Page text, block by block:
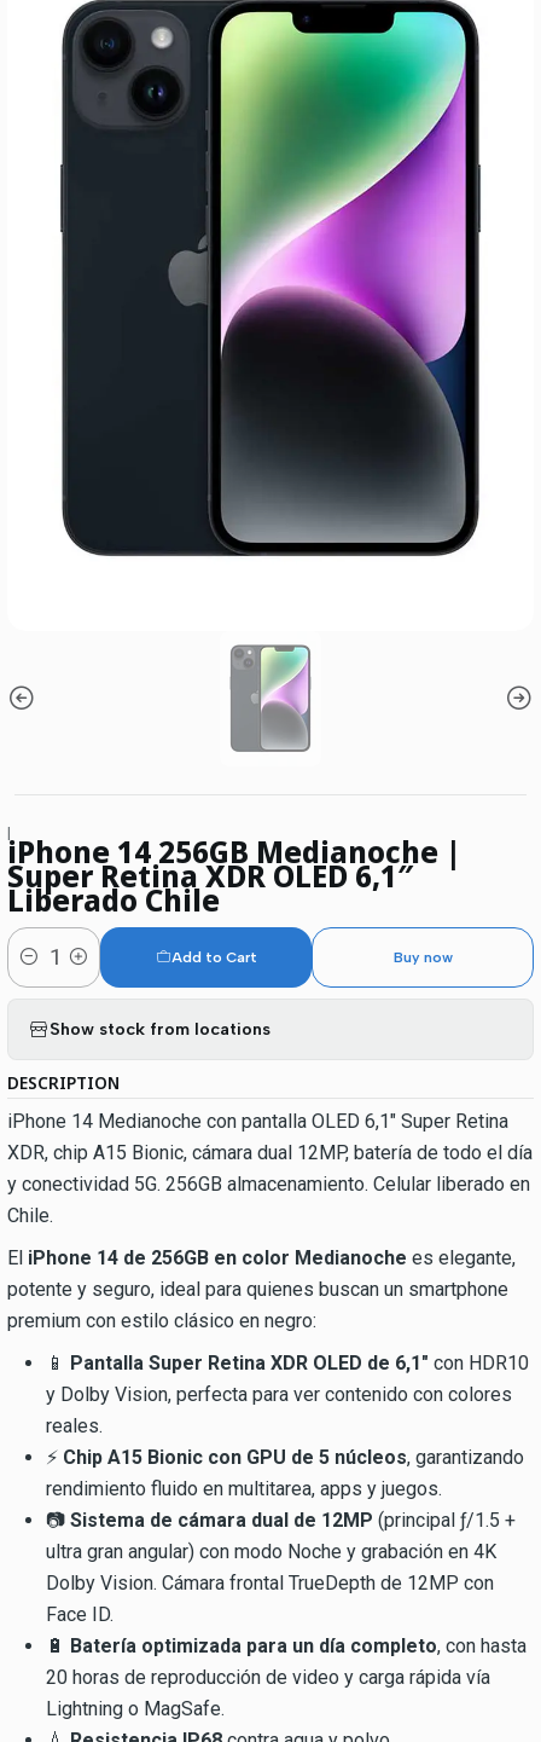
|iPhone 14 256GB Medianoche |
Super Retina XDR OLED 6,1″
Liberado Chile
Quantity
Add to Cart Buy now
Show stock from locations
DESCRIPTION
iPhone 14 Medianoche con pantalla OLED 6,1″ Super Retina
XDR, chip A15 Bionic, cámara dual 12MP, batería de todo el día
y conectividad 5G. 256GB almacenamiento. Celular liberado en
Chile.
El iPhone 14 de 256GB en color Medianoche es elegante,
potente y seguro, ideal para quienes buscan un smartphone
premium con estilo clásico en negro:
📱 Pantalla Super Retina XDR OLED de 6,1″ con HDR10
y Dolby Vision, perfecta para ver contenido con colores
reales.
⚡ Chip A15 Bionic con GPU de 5 núcleos, garantizando
rendimiento fluido en multitarea, apps y juegos.
📷 Sistema de cámara dual de 12MP (principal ƒ/1.5 +
ultra gran angular) con modo Noche y grabación en 4K
Dolby Vision. Cámara frontal TrueDepth de 12MP con
Face ID.
🔋 Batería optimizada para un día completo, con hasta
20 horas de reproducción de video y carga rápida vía
Lightning o MagSafe.